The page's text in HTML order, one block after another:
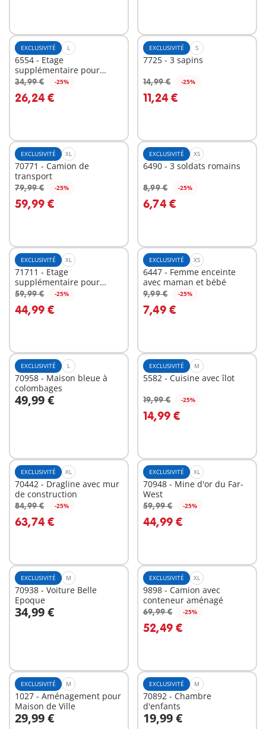
EXCLUSIVITÉ L
6554 - Etage
supplémentaire pour
Maison moderne
34,99 € -25%
26,24 €
Au panier
EXCLUSIVITÉ S
7725 - 3 sapins
14,99 € -25%
11,24 €
Au panier
EXCLUSIVITÉ XL
70771 - Camion de
transport
79,99 € -25%
59,99 €
Au panier
EXCLUSIVITÉ XS
6490 - 3 soldats romains
8,99 € -25%
6,74 €
Au panier
EXCLUSIVITÉ XL
71711 - Etage
supplémentaire pour
Maison Belle Epoque
59,99 € -25%
44,99 €
Au panier
EXCLUSIVITÉ XS
6447 - Femme enceinte
avec maman et bébé
9,99 € -25%
7,49 €
Au panier
EXCLUSIVITÉ L
70958 - Maison bleue à
colombages
49,99 €
Au panier
EXCLUSIVITÉ M
5582 - Cuisine avec îlot
19,99 € -25%
14,99 €
Au panier
EXCLUSIVITÉ XL
70442 - Dragline avec mur
de construction
84,99 € -25%
63,74 €
Au panier
EXCLUSIVITÉ XL
70948 - Mine d'or du Far-
West
59,99 € -25%
44,99 €
Au panier
EXCLUSIVITÉ M
70938 - Voiture Belle
Epoque
34,99 €
Au panier
EXCLUSIVITÉ XL
9898 - Camion avec
conteneur aménagé
69,99 € -25%
52,49 €
Au panier
EXCLUSIVITÉ M
1027 - Aménagement pour
Maison de Ville
29,99 €
Au panier
EXCLUSIVITÉ M
70892 - Chambre
d'enfants
19,99 €
Au panier